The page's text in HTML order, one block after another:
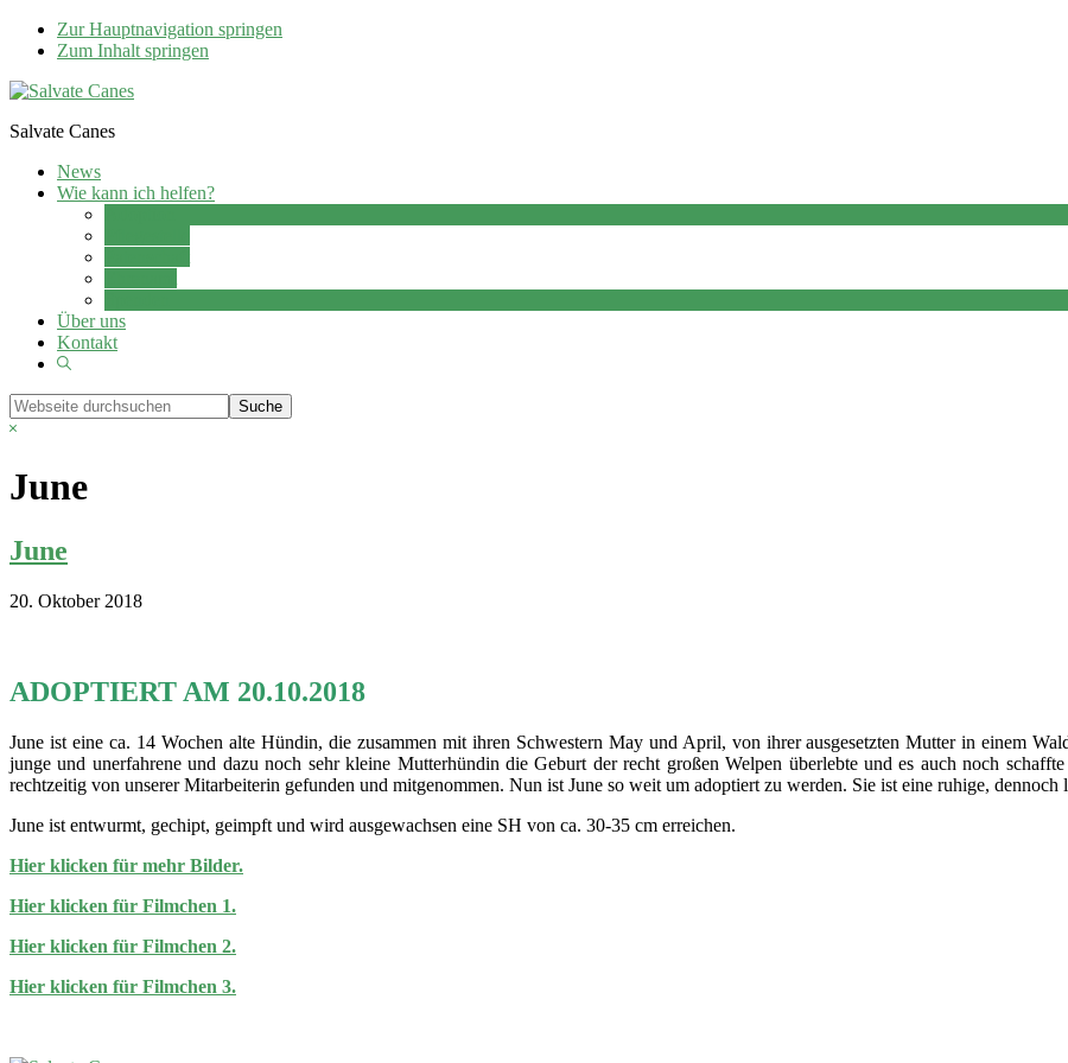
Zur Hauptnavigation springen
Zum Inhalt springen
Salvate Canes
News
Wie kann ich helfen?
Über uns
Kontakt
Show
Webseite
durchsuchen
Hide
June
June
20. Oktober 2018
ADOPTIERT AM 20.10.2018
June ist eine ca. 14 Wochen alte Hündin, die zusammen mit ihren Schwestern May und April, von ihrer ausgesetzten Mutter in einem
junge und unerfahrene und dazu noch sehr kleine Mutterhündin die Geburt der recht großen Welpen überlebte und es auch noch
rechtzeitig von unserer Mitarbeiterin gefunden und mitgenommen. Nun ist June so weit um adoptiert zu werden. Sie ist eine ruhige,
June ist entwurmt, gechipt, geimpft und wird ausgewachsen eine SH von ca. 30-35 cm erreichen.
Hier klicken für mehr Bilder.
Hier klicken für Filmchen 1.
Hier klicken für Filmchen 2.
Hier klicken für Filmchen 3.